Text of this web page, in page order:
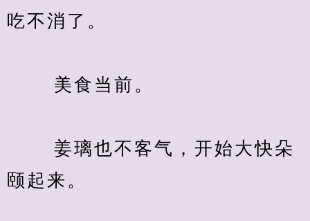
吃不消了。
美食当前。
姜璃也不客气，开始大快朵
颐起来。